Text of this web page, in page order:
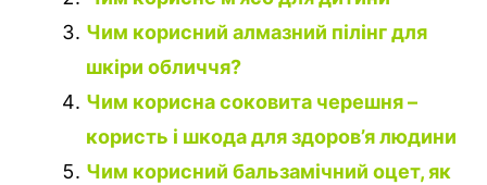
Чим корисний алмазний пілінг для
шкіри обличчя?
Чим корисна соковита черешня –
користь і шкода для здоров’я людини
Чим корисний бальзамічний оцет, як